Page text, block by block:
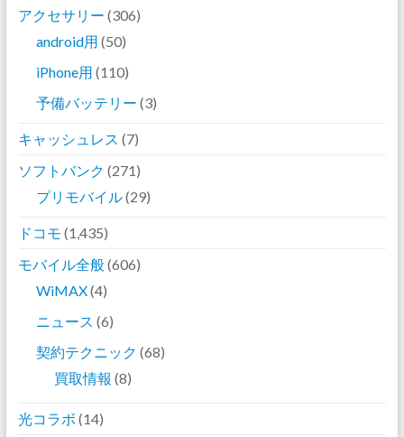
アクセサリー (306)
android用 (50)
iPhone用 (110)
予備バッテリー (3)
キャッシュレス (7)
ソフトバンク (271)
プリモバイル(29)
ドコモ (1,435)
モバイル全般(606)
WiMAX(4)
ニュース (6)
契約テクニック (68)
買取情報 (8)
光コラボ (14)